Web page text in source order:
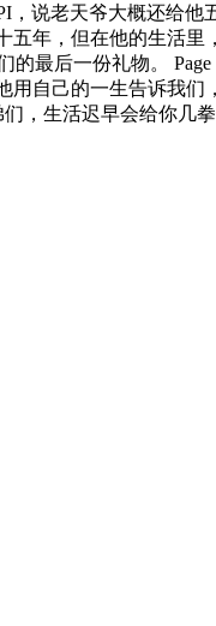
说老天爷大概还给
年，但在他的生活里
最后一份礼物。 Page
自己的一生告诉我们
，生活迟早会给你几